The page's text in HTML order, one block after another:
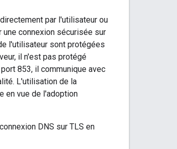
par l'utilisateur ou
une connexion sécurisée sur
l'utilisateur sont protégées
il n'est pas protégé
853, il communique avec
L'utilisation de la
en vue de l'adoption
DNS sur TLS en